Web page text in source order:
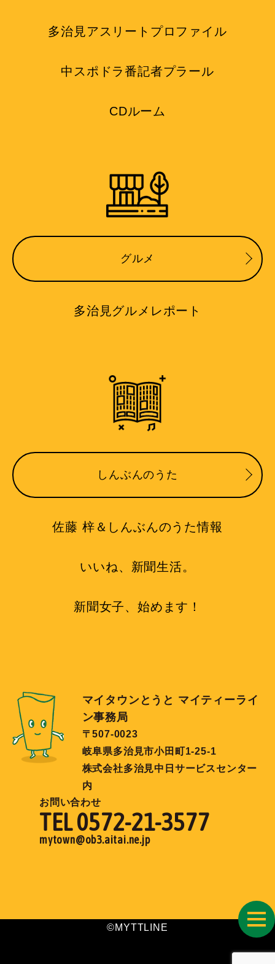
多治見アスリートプロファイル
中スポドラ番記者プラール
CDルーム
グルメ
多治見グルメレポート
しんぶんのうた
佐藤 梓＆しんぶんのうた情報
いいね、新聞生活。
新聞女子、始めます！
マイタウンとうと マイティーライ
ン事務局
〒507-0023
岐阜県多治見市小田町1-25-1
株式会社多治見中日サービスセンター
内
お問い合わせ
TEL 0572-21-3577
mytown@ob3.aitai.ne.jp
©MYTTLINE